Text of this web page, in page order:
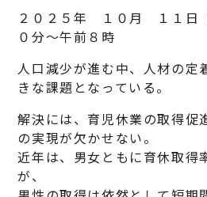
２０２５年 １０月 １１日
０分～午前８時
人口減少が進む中、人材の定
きな課題となっている。
解決には、育児休業の取得促
の実現が欠かせない。
近年は、男女ともに育休取得
が、